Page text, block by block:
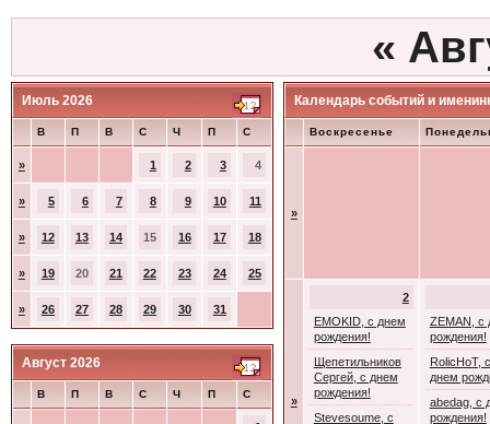
«
Июль 2026
В П В С Ч П С
» 1 2 3 4
» 5 6 7 8 9 10 11
» 12 13 14 15 16 17 18
» 19 20 21 22 23 24 25
» 26 27 28 29 30 31
Август 2026
В П В С Ч П С
Календарь событий и
Воскресенье
»
»
2
EMOKID, с днем
рождения!
Щепетильников
Сергей, с днем
рождения!
Stevesoume, с
ZEMAN, с
рождения!
RolicHoT, с
днем
abedag, с
рождения!